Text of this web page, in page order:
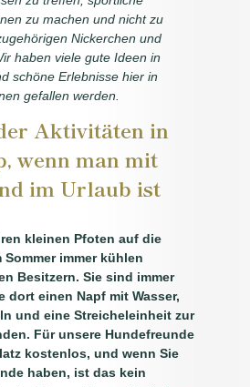
zu machen und nicht zu
Nickerchen und
haben viele gute Ideen in
schöne Erlebnisse hier in
gefallen werden.
Aktivitäten in
wenn man mit
im Urlaub ist
kleinen Pfoten auf die
immer kühlen
Besitzern. Sie sind immer
dort einen Napf mit Wasser,
und eine Streicheleinheit zur
Für unsere Hundefreunde
kostenlos, und wenn Sie
haben, ist das kein